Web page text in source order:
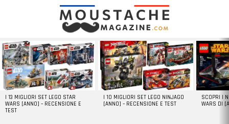
LATEST
STORIES
I 13 MIGLIORI SET LEGO STAR
WARS [ANNO] – RECENSIONE E
TEST
I 10 MIGLIORI SET LEGO NINJAGO
[ANNO] – RECENSIONE E TEST
SCOPRI I
WARS DI